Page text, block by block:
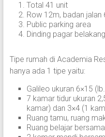
Total 41 unit
Row 12m, badan jalan
Public parking area
Dinding pagar
Tipe rumah di Academia
hanya ada 1 tipe yaitu:
Galileo ukuran 6×15
7 kamar tidur ukuran
kamar) dan 3×4 (1
Ruang tamu, ruang
Ruang belajar